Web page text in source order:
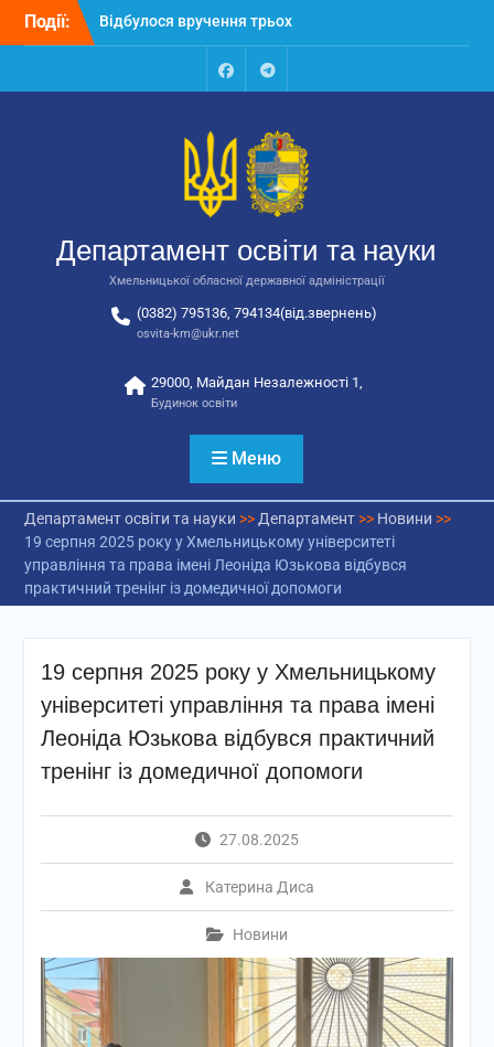
Перейти
Події:
Відбулося засідання
колегії Департаменту
освіти та науки обласної
державної адміністрації
відповідальних за
національно-патріотичне
автобусів для потреб
закладів освіти
FacebookTalegram
Департамент освіти та науки
Хмельницької обласної державної адміністрації
(0382) 795136, 794134(від.звернень)
osvita-km@ukr.net
29000, Майдан Незалежності 1,
Будинок освіти
Меню
Департамент освіти та науки >> Департамент>> Новини >>
19 серпня 2025 року у Хмельницькому університеті
управління та права імені Леоніда Юзькова відбувся
практичний тренінг із домедичної допомоги
19 серпня 2025 року у Хмельницькому
університеті управління та права імені
Леоніда Юзькова відбувся практичний
тренінг із домедичної допомоги
27.08.2025
Катерина Диса
Новини